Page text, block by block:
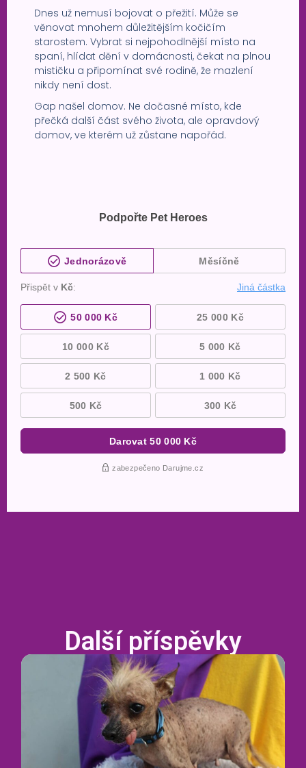
Dnes už nemusí bojovat o přežití. Může se
věnovat mnohem důležitějším kočičím
starostem. Vybrat si nejpohodlnější místo na
spaní, hlídat dění v domácnosti, čekat na plnou
mističku a připomínat své rodině, že mazlení
nikdy není dost.
Gap našel domov. Ne dočasné místo, kde
přečká další část svého života, ale opravdový
domov, ve kterém už zůstane napořád.
Další příspěvky